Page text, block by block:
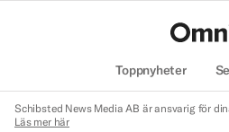
Toppnyheter
Schibsted News Media AB är ansvarig för
Läs mer här